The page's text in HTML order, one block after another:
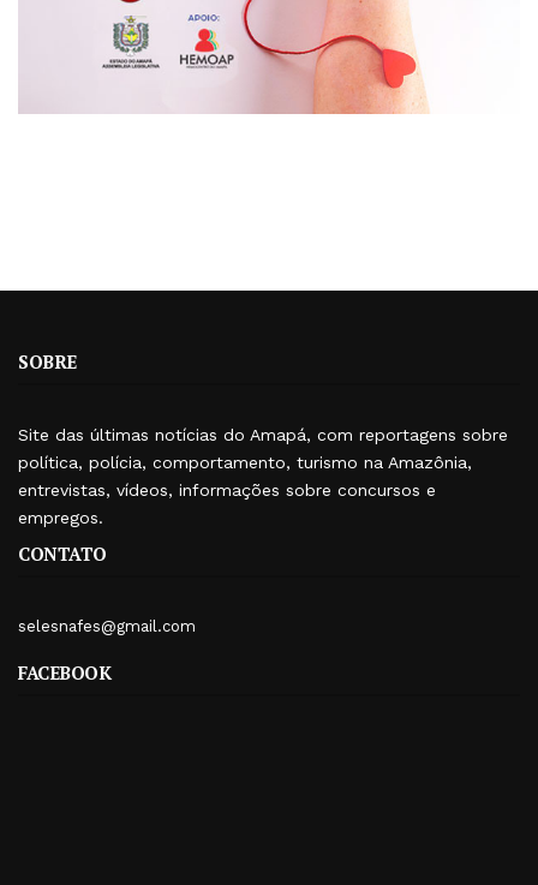
SOBRE
Site das últimas notícias do Amapá, com reportagens sobre
política, polícia, comportamento, turismo na Amazônia,
entrevistas, vídeos, informações sobre concursos e
empregos.
CONTATO
selesnafes@gmail.com
FACEBOOK